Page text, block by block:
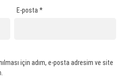
E-posta*
için adım, e-posta adresim ve site